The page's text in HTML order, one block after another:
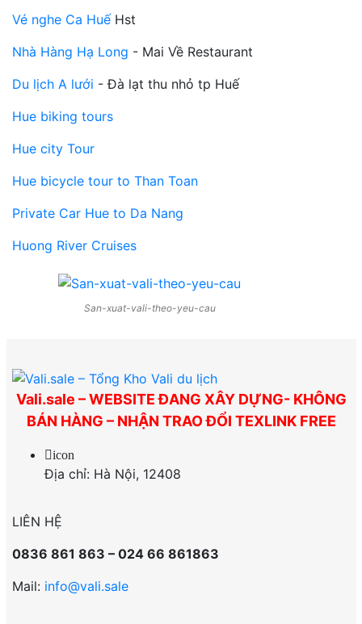
Vé nghe Ca HuếHst
Nhà Hàng Hạ Long - Mai Về Restaurant
Du lịch A lưới - Đà lạt thu nhỏ tp Huế
Hue biking tours
Hue city Tour
Hue bicycle tour to Than Toan
Private Car Hue to Da Nang
Huong River Cruises
San-xuat-vali-theo-yeu-cau
Vali.sale – WEBSITE ĐANG XÂY DỰNG- KHÔNG
BÁN HÀNG – NHẬN TRAO ĐỔI TEXLINK FREE
icon
Địa chỉ: Hà Nội, 12408
LIÊN HỆ
0836 861 863 – 024 66 861863
Mail: info@vali.sale